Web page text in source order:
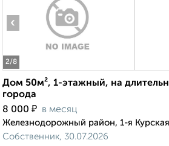
2/8
‹
Дом 50м², 1-этажный, на
города
8 000 ₽ в месяц
Железнодорожный район, 1-я Курская
Собственник, 30.07.2026